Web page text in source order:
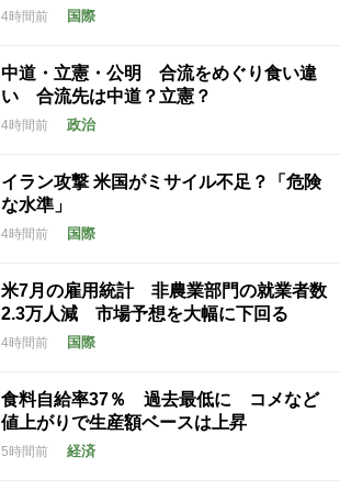
4時間前 国際
中道・立憲・公明 合流をめぐり食い違
い 合流先は中道？立憲？
4時間前 政治
イラン攻撃 米国がミサイル不足？「危険
な水準」
4時間前 国際
米7月の雇用統計 非農業部門の就業者数
2.3万人減 市場予想を大幅に下回る
4時間前 国際
食料自給率37％ 過去最低に コメなど
値上がりで生産額ベースは上昇
5時間前 経済